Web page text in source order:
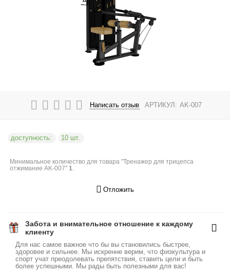
Написать отзыв АРТИКУЛ: AK-007
доступность: 10 шт.
Минимальное количество для товара "Тренажер для трицепса
отжимание AK-007"1.
Отложить
Забота и внимательное отношение к каждому
клиенту
Для нас самое важное что бы вы становились быстрее,
здоровее и сильнее. Мы искренне верим, что физкультура и
спорт учат преодолевать препятствия, ставить цели и быть
более успешными. Мы рады быть полезными для вас!